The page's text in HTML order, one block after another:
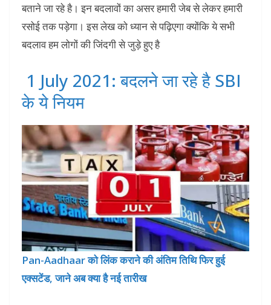
बताने जा रहे है। इन बदलावों का असर हमारी जेब से लेकर हमारी
रसोई तक पड़ेगा। इस लेख को ध्यान से पढ़िएगा क्योंकि ये सभी
बदलाव हम लोगों की जिंदगी से जुड़े हुए है
1 July 2021: बदलने जा रहे है SBI
के ये नियम
Pan-Aadhaar को लिंक कराने की अंतिम तिथि फिर हुई
एक्सटेंड, जाने अब क्या है नई तारीख